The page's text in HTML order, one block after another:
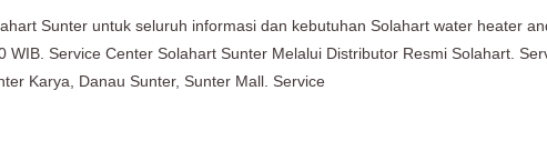
Sunter untuk seluruh informasi dan kebutuhan Solahart water heater
WIB. Service Center Solahart Sunter Melalui Distributor Resmi Solahart.
Karya, Danau Sunter, Sunter Mall. Service